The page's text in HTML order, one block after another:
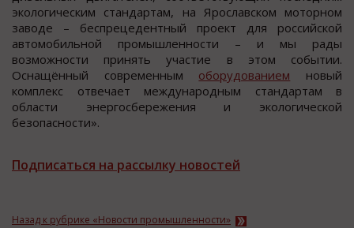
экологичеcким стандартам, на Ярославском моторном
заводе – беспрецедентный проект для российской
автомобильной промышленности – и мы рады
возможности принять участие в этом событии.
Оснащённый современным оборудованием новый
комплекс отвечает международным стандартам в
области энергосбережения и экологической
безопасности».
Подписаться на рассылку новостей
Назад к рубрике «Новости промышленности»